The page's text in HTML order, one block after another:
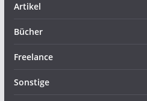
Artikel
Bücher
Freelance
Sonstige